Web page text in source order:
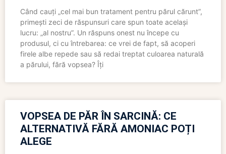
Când cauți „cel mai bun tratament pentru părul cărunt”,
primești zeci de răspunsuri care spun toate același
lucru: „al nostru”. Un răspuns onest nu începe cu
produsul, ci cu întrebarea: ce vrei de fapt, să acoperi
firele albe repede sau să redai treptat culoarea naturală
a părului, fără vopsea? Îți
VOPSEA DE PĂR ÎN SARCINĂ: CE
ALTERNATIVĂ FĂRĂ AMONIAC POȚI
ALEGE